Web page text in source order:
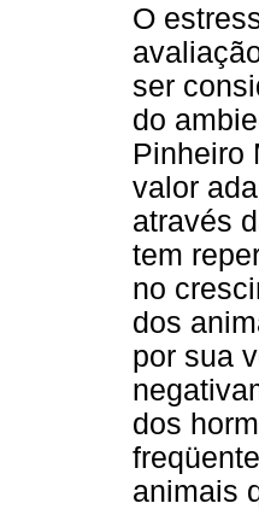
O
ser
do
Pinheiro
valor
através
tem
no
dos
por sua
dos
animais